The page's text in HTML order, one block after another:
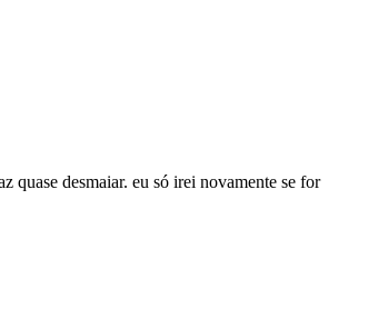
quase desmaiar. eu só irei novamente se for